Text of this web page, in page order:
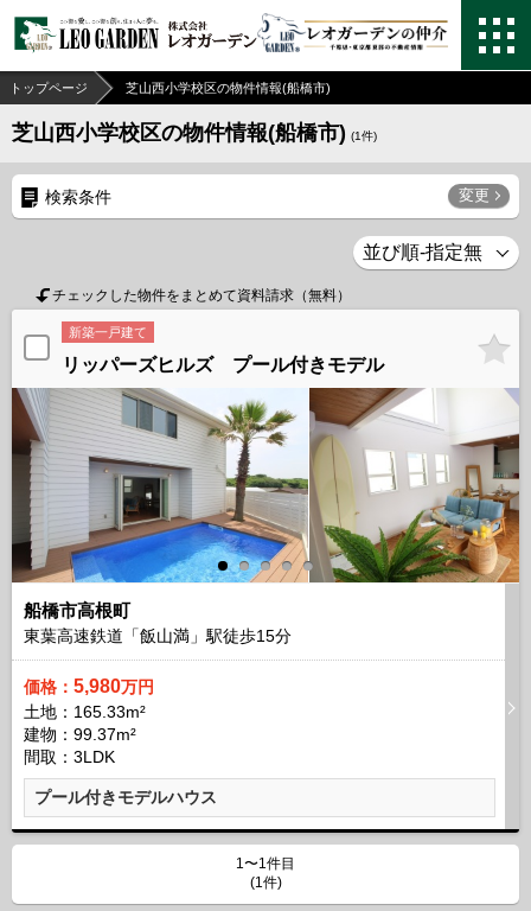
トップページ 芝山西小学校区の物件情報(船橋市)
芝山西小学校区の物件情報(船橋市) (1件)
検索条件 変更
チェックした物件をまとめて資料請求（無料）
新築一戸建て
リッパーズヒルズ プール付きモデル
船橋市高根町
東葉高速鉄道「飯山満」駅徒歩15分
価格： 5,980万円
土地：165.33m²
建物：99.37m²
間取：3LDK
プール付きモデルハウス
1〜1件目
(1件)